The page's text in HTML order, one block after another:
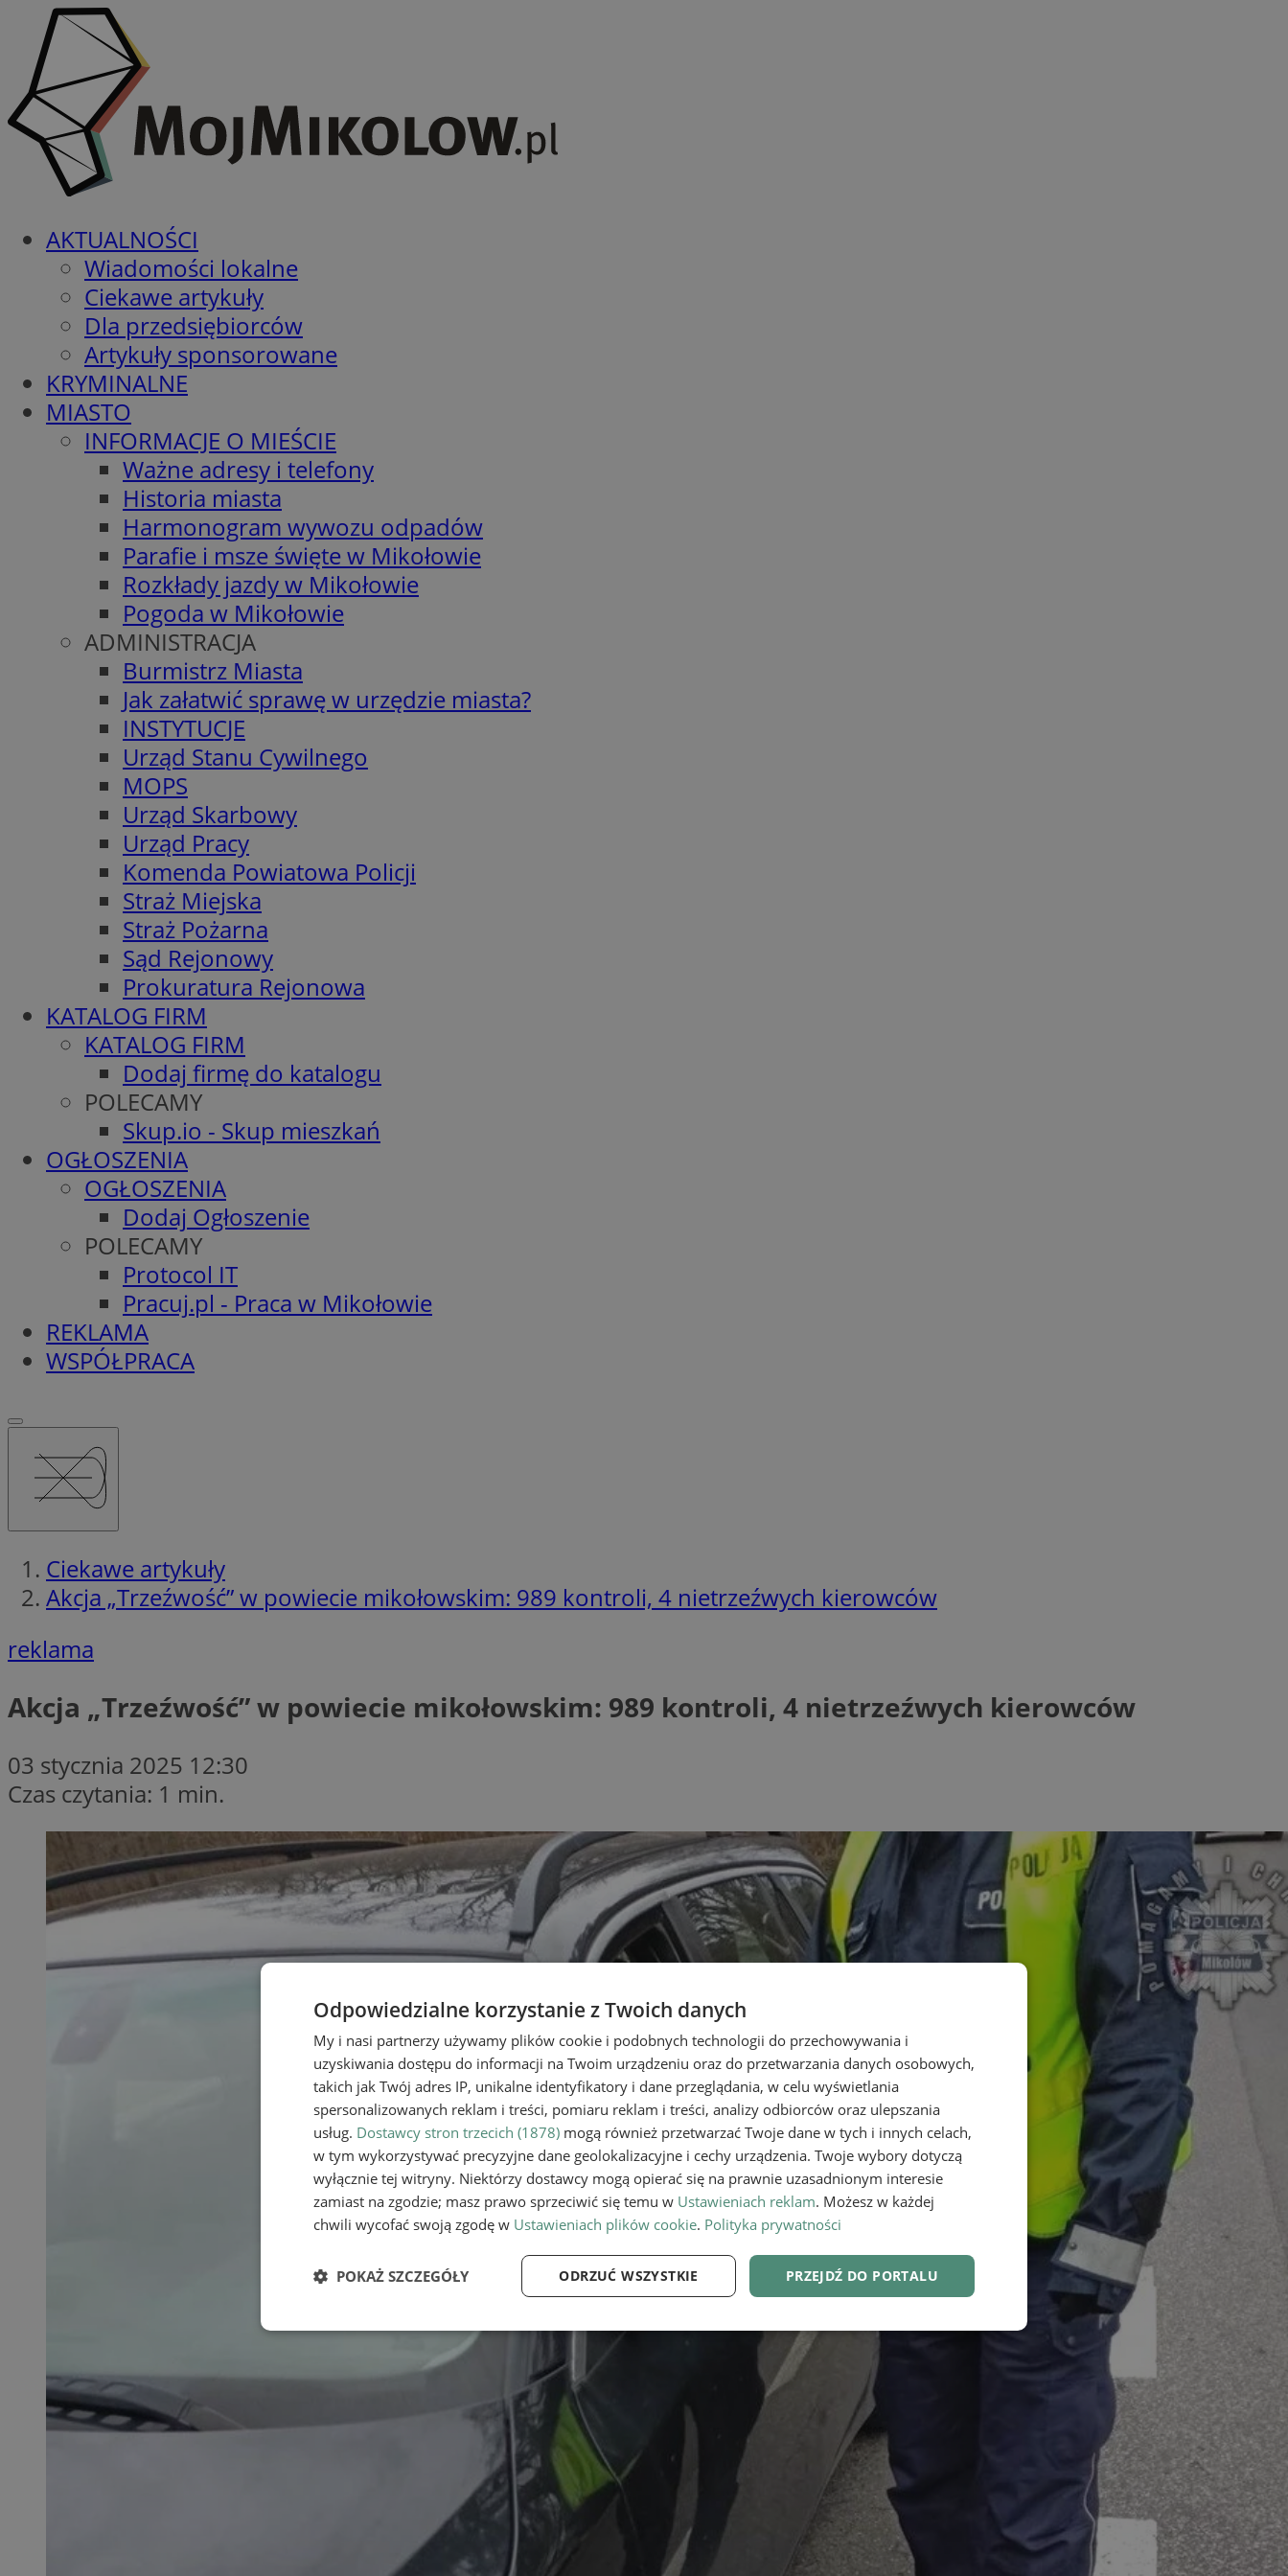
AKTUALNOŚCI
Wiadomości lokalne
Ciekawe artykuły
Dla przedsiębiorców
Artykuły sponsorowane
KRYMINALNE
MIASTO
INFORMACJE O MIEŚCIE
Ważne adresy i telefony
Historia miasta
Harmonogram wywozu odpadów
Parafie i msze święte w Mikołowie
Rozkłady jazdy w Mikołowie
Pogoda w Mikołowie
ADMINISTRACJA
Burmistrz Miasta
Jak załatwić sprawę w urzędzie miasta?
INSTYTUCJE
Urząd Stanu Cywilnego
MOPS
Urząd Skarbowy
Urząd Pracy
Komenda Powiatowa Policji
Straż Miejska
Straż Pożarna
Sąd Rejonowy
Prokuratura Rejonowa
KATALOG FIRM
KATALOG FIRM
Dodaj firmę do katalogu
POLECAMY
Skup.io - Skup mieszkań
OGŁOSZENIA
OGŁOSZENIA
Dodaj Ogłoszenie
POLECAMY
Protocol IT
Pracuj.pl - Praca w Mikołowie
REKLAMA
WSPÓŁPRACA
Ciekawe artykuły
Akcja „Trzeźwość” w powiecie mikołowskim: 989 kontroli, 4 nietrzeźwych kierowców
reklama
Akcja „Trzeźwość” w powiecie mikołowskim: 989 kontroli, 4 nietrzeźwych kierowców
03 stycznia 2025 12:30
Czas czytania: 1 min.
Odpowiedzialne korzystanie z Twoich danych
My i nasi partnerzy używamy plików cookie i podobnych technologii do przechowywania i
uzyskiwania dostępu do informacji na Twoim urządzeniu oraz do przetwarzania danych osobowych,
takich jak Twój adres IP, unikalne identyfikatory i dane przeglądania, w celu wyświetlania
spersonalizowanych reklam i treści, pomiaru reklam i treści, analizy odbiorców oraz ulepszania
usług. Dostawcy stron trzecich (1878) mogą również przetwarzać Twoje dane w tych i innych celach,
w tym wykorzystywać precyzyjne dane geolokalizacyjne i cechy urządzenia. Twoje wybory dotyczą
wyłącznie tej witryny. Niektórzy dostawcy mogą opierać się na prawnie uzasadnionym interesie
zamiast na zgodzie; masz prawo sprzeciwić się temu w Ustawieniach reklam. Możesz w każdej
chwili wycofać swoją zgodę w Ustawieniach plików cookie. Polityka prywatności
PRZEJDŹ DO PORTALU
ODRZUĆ WSZYSTKIE
POKAŻ SZCZEGÓŁY
Niezbędne Wydajność Targetowanie Funkcjonalność
Niezbędne Wydajność Funkcjonalność
Niezbędne pliki cookie umożliwiają korzystanie z podstawowych funkcji strony internetowej, takich jak logowanie użytkownika i
zarządzanie kontem. Bez niezbędnych plików cookie nie można prawidłowo korzystać ze strony internetowej.
Provider
Domena
przechowywania
Opis